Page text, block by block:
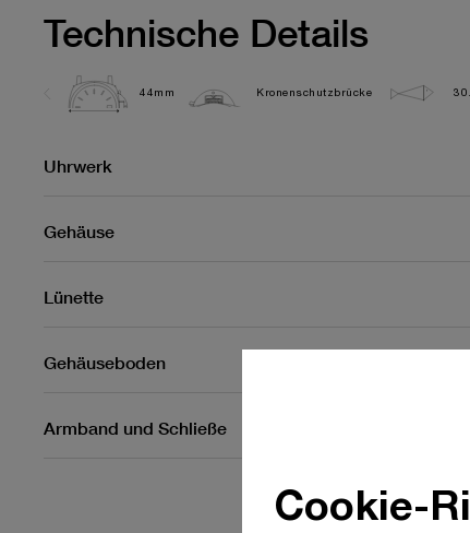
Technische Details
44mm Kronenschutzbrücke
Uhrwerk
Gehäuse
Lünette
Gehäuseboden
Armband und Schließe
Cookie-